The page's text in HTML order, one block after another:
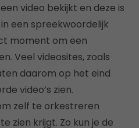
video bekijkt en deze is
een spreekwoordelijk
moment om een
Veel videosites, zoals
daarom op het eind
video’s zien.
zelf te orkestreren
zien krijgt. Zo kun je de